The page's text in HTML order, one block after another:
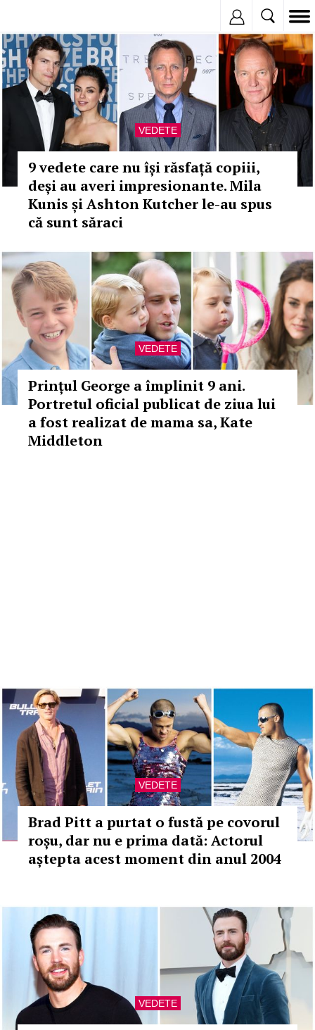
VEDETE
9 vedete care nu își răsfață copiii,
deși au averi impresionante. Mila
Kunis și Ashton Kutcher le-au spus
că sunt săraci
VEDETE
Prințul George a împlinit 9 ani.
Portretul oficial publicat de ziua lui
a fost realizat de mama sa, Kate
Middleton
VEDETE
Brad Pitt a purtat o fustă pe covorul
roșu, dar nu e prima dată: Actorul
aștepta acest moment din anul 2004
VEDETE